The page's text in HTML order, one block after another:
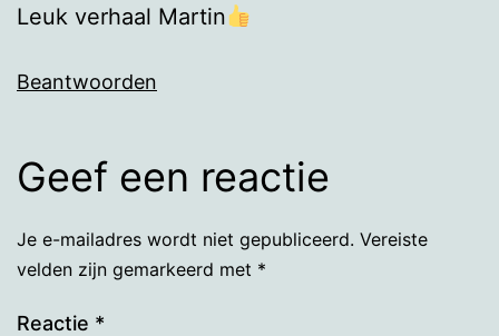
Leuk verhaal Martin
Beantwoorden
Geef een reactie
Je e-mailadres wordt niet gepubliceerd. Vereiste
velden zijn gemarkeerd met *
Reactie *